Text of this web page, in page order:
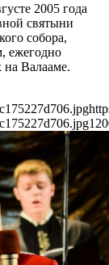
2005 года
святыни
собора,
ежегодно
Валааме.